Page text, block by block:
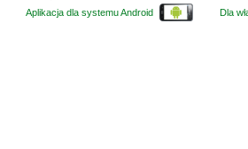
Aplikacja dla systemu Android Dla